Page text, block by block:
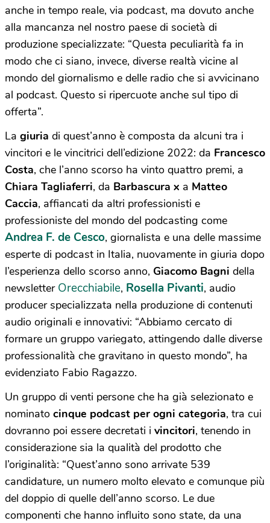
anche in tempo reale, via podcast, ma dovuto anche
alla mancanza nel nostro paese di società di
produzione specializzate: “Questa peculiarità fa in
modo che ci siano, invece, diverse realtà vicine al
mondo del giornalismo e delle radio che si avvicinano
al podcast. Questo si ripercuote anche sul tipo di
offerta”.
La giuria di quest’anno è composta da alcuni tra i
vincitori e le vincitrici dell’edizione 2022: da Francesco
Costa, che l’anno scorso ha vinto quattro premi, a
Chiara Tagliaferri, da Barbascura x a Matteo
Caccia, affiancati da altri professionisti e
professioniste del mondo del podcasting come
Andrea F. de Cesco, giornalista e una delle massime
esperte di podcast in Italia, nuovamente in giuria dopo
l’esperienza dello scorso anno, Giacomo Bagni della
newsletter Orecchiabile, Rosella Pivanti, audio
producer specializzata nella produzione di contenuti
audio originali e innovativi: “Abbiamo cercato di
formare un gruppo variegato, attingendo dalle diverse
professionalità che gravitano in questo mondo”, ha
evidenziato Fabio Ragazzo.
Un gruppo di venti persone che ha già selezionato e
nominato cinque podcast per ogni categoria, tra cui
dovranno poi essere decretati i vincitori, tenendo in
considerazione sia la qualità del prodotto che
l’originalità: “Quest’anno sono arrivate 539
candidature, un numero molto elevato e comunque più
del doppio di quelle dell’anno scorso. Le due
componenti che hanno influito sono state, da una